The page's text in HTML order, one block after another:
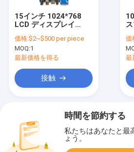
15インチ 1024*768
LCD ディスプレイ
ド
価格:$2~$500 per piece
MOQ:1
最新価格を得る
接触
価
最
時間を節約する
私たちはあなたと最
ょう。